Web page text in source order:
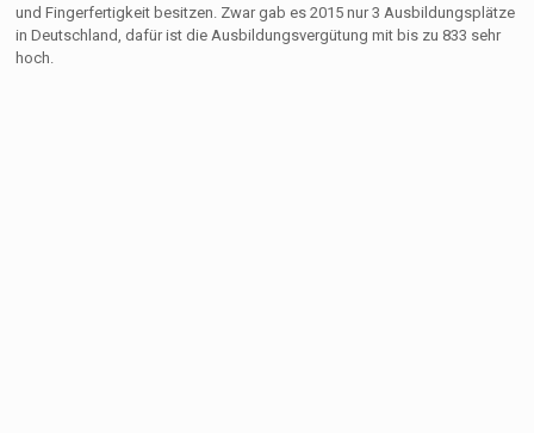
und Fingerfertigkeit besitzen. Zwar gab es 2015 nur 3 Ausbildungsplätze
in Deutschland, dafür ist die Ausbildungsvergütung mit bis zu 833 sehr
hoch.